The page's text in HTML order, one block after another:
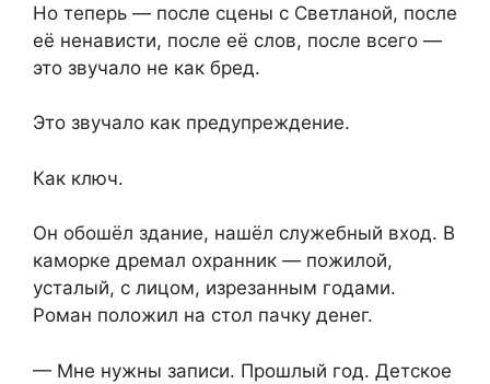
Но теперь — после сцены с Светланой, после
её ненависти, после её слов, после всего —
это звучало не как бред.
Это звучало как предупреждение.
Как ключ.
Он обошёл здание, нашёл служебный вход. В
каморке дремал охранник — пожилой,
усталый, с лицом, изрезанным годами.
Роман положил на стол пачку денег.
— Мне нужны записи. Прошлый год. Детское